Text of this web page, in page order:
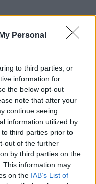
Personal
to third parties, or
information for
the below opt-out
note that after your
continue seeing
information utilized by
third parties prior to
out of the further
by third parties on the
This information may
on the IAB’s List of
Exynos5250,
32nm, με δύο
στα 2GHz, που
από τους